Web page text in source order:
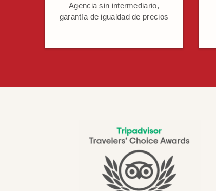
Agencia sin intermediario,
garantía de igualdad de precios